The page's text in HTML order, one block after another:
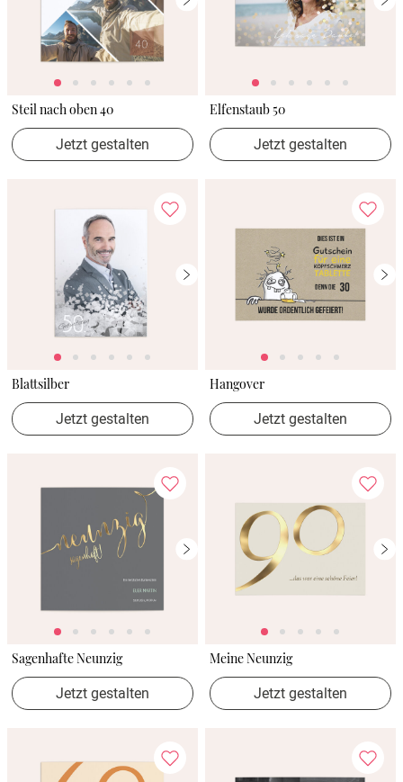
Steil nach oben 40
Jetzt gestalten
Elfenstaub 50
Jetzt gestalten
Blattsilber
Jetzt gestalten
Hangover
Jetzt gestalten
Sagenhafte Neunzig
Jetzt gestalten
Meine Neunzig
Jetzt gestalten